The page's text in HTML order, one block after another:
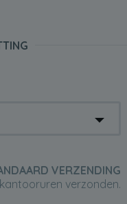
VERZENDING
verzonden.